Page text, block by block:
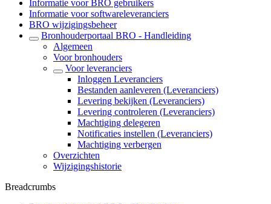
Informatie voor BRO gebruikers
Informatie voor softwareleveranciers
BRO wijzigingsbeheer
Bronhouderportaal BRO - Handleiding
Algemeen
Voor bronhouders
Voor leveranciers
Inloggen Leveranciers
Bestanden aanleveren (Leveranciers)
Levering bekijken (Leveranciers)
Levering controleren (Leveranciers)
Machtiging delegeren
Notificaties instellen (Leveranciers)
Machtiging verbergen
Overzichten
Wijzigingshistorie
Breadcrumbs